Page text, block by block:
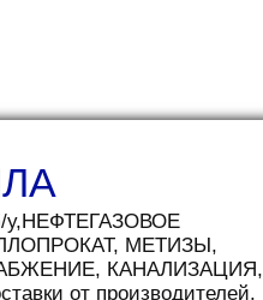
у,НЕФТЕГАЗОВОЕ
МЕТИЗЫ,
КАНАЛИЗАЦИЯ,
от производителей.